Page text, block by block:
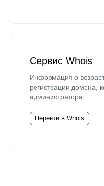
Сервис Whois
Информация о
регистрации домена,
администратора.
Перейти в Whois